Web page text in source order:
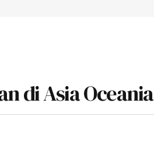
di Asia Oceania